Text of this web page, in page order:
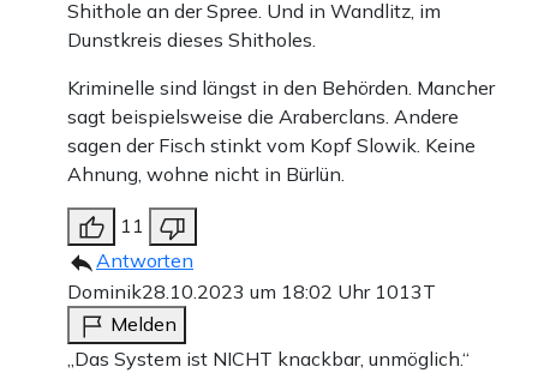
Shithole an der Spree. Und in Wandlitz, im
Dunstkreis dieses Shitholes.
Kriminelle sind längst in den Behörden. Mancher
sagt beispielsweise die Araberclans. Andere
sagen der Fisch stinkt vom Kopf Slowik. Keine
Ahnung, wohne nicht in Bürlün.
11
Antworten
Dominik28.10.2023 um 18:02 Uhr 1013T
Melden
„Das System ist NICHT knackbar, unmöglich.“